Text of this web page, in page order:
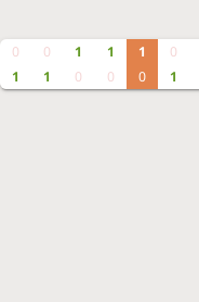
0
1
0
1
1
0
1
0
1
0
0
1